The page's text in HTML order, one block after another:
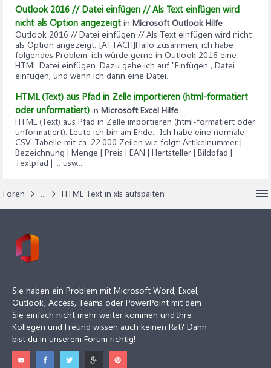
Outlook 2016 // Datei einfügen // Als Text einfügen wird
nicht als Option angezeigt in Microsoft Outlook Hilfe
Outlook 2016 // Datei einfügen // Als Text einfügen wird nicht
als Option angezeigt: [ATTACH]Hallo zusammen, ich habe
folgendes Problem: ich würde gerne in Outlook 2016 eine
HTML Datei einfügen. Dazu gehe ich auf "Einfügen , Datei
einfügen, und wenn ich dann eine Datei...
HTML (Text) aus Pfad in Zelle importieren (html-formatiert
oder unformatiert) in Microsoft Excel Hilfe
HTML (Text) aus Pfad in Zelle importieren (html-formatiert oder
unformatiert): Leute ich bin am Ende... Ich habe eine normale
CSV-Tabelle mit ca. 22.000 Zeilen wie folgt: Artikelnummer |
Bezeichnung | Menge | Preis | EAN | Hertsteller | Bildpfad |
Textpfad | ... usw......
Foren ... HTML Text in xls aufspalten
Sie haben ein Problem mit Microsoft Word, Excel,
Outlook, Access, Teams oder PowerPoint mit dem
Sie einfach nicht mehr weiter kommen und Ihre
Kollegen und Freund wissen auch keinen Rat? Dann
bist du in unserem Forum richtig!